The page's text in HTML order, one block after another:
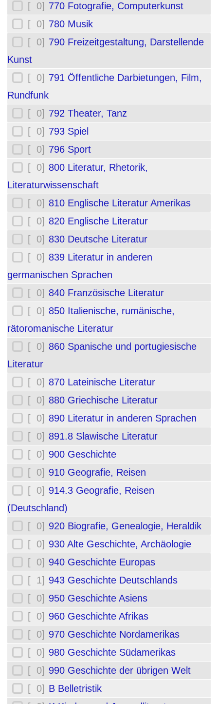
[ 0] 770 Fotografie, Computerkunst
[ 0] 780 Musik
[ 0] 790 Freizeitgestaltung, Darstellende
Kunst
[ 0] 791 Öffentliche Darbietungen, Film,
Rundfunk
[ 0] 792 Theater, Tanz
[ 0] 793 Spiel
[ 0] 796 Sport
[ 0] 800 Literatur, Rhetorik,
Literaturwissenschaft
[ 0] 810 Englische Literatur Amerikas
[ 0] 820 Englische Literatur
[ 0] 830 Deutsche Literatur
[ 0] 839 Literatur in anderen
germanischen Sprachen
[ 0] 840 Französische Literatur
[ 0] 850 Italienische, rumänische,
rätoromanische Literatur
[ 0] 860 Spanische und portugiesische
Literatur
[ 0] 870 Lateinische Literatur
[ 0] 880 Griechische Literatur
[ 0] 890 Literatur in anderen Sprachen
[ 0] 891.8 Slawische Literatur
[ 0] 900 Geschichte
[ 0] 910 Geografie, Reisen
[ 0] 914.3 Geografie, Reisen
(Deutschland)
[ 0] 920 Biografie, Genealogie, Heraldik
[ 0] 930 Alte Geschichte, Archäologie
[ 0] 940 Geschichte Europas
[ 1] 943 Geschichte Deutschlands
[ 0] 950 Geschichte Asiens
[ 0] 960 Geschichte Afrikas
[ 0] 970 Geschichte Nordamerikas
[ 0] 980 Geschichte Südamerikas
[ 0] 990 Geschichte der übrigen Welt
[ 0] B Belletristik